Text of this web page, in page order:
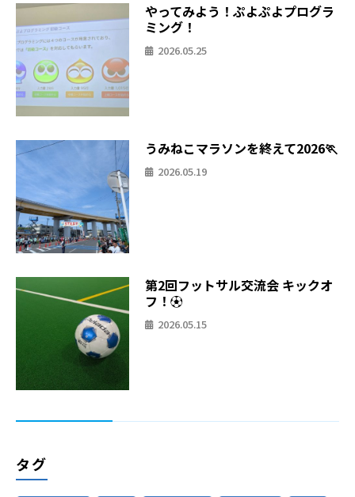
やってみよう！ぷよぷよプログラ
ミング！
2026.05.25
うみねこマラソンを終えて2026🏃
2026.05.19
第2回フットサル交流会 キックオ
フ！⚽
2026.05.15
タグ